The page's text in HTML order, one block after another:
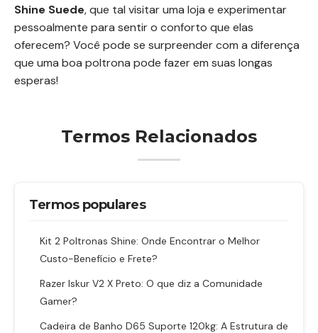
Shine Suede, que tal visitar uma loja e experimentar
pessoalmente para sentir o conforto que elas
oferecem? Você pode se surpreender com a diferença
que uma boa poltrona pode fazer em suas longas
esperas!
Termos Relacionados
Termos populares
Kit 2 Poltronas Shine: Onde Encontrar o Melhor
Custo-Benefício e Frete?
Razer Iskur V2 X Preto: O que diz a Comunidade
Gamer?
Cadeira de Banho D65 Suporte 120kg: A Estrutura de